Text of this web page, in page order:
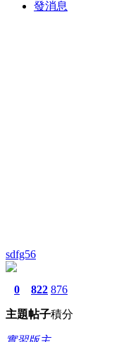
發消息
sdfg56
0
主題
822
帖子
876
積分